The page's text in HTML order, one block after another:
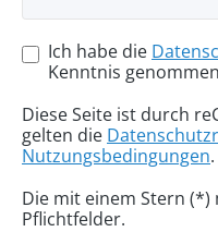
Ich habe die
Kenntnis
Diese Seite ist durch
gelten die
Nutzungsbedingungen.
Die mit einem Stern
Pflichtfelder.